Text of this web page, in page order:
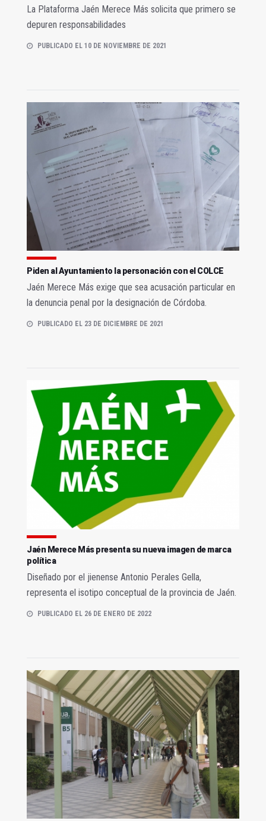
La Plataforma Jaén Merece Más solicita que primero se
depuren responsabilidades
PUBLICADO EL 10 DE NOVIEMBRE DE 2021
Piden al Ayuntamiento la personación con el COLCE
Jaén Merece Más exige que sea acusación particular en
la denuncia penal por la designación de Córdoba.
PUBLICADO EL 23 DE DICIEMBRE DE 2021
Jaén Merece Más presenta su nueva imagen de marca
política
Diseñado por el jienense Antonio Perales Gella,
representa el isotipo conceptual de la provincia de Jaén.
PUBLICADO EL 26 DE ENERO DE 2022